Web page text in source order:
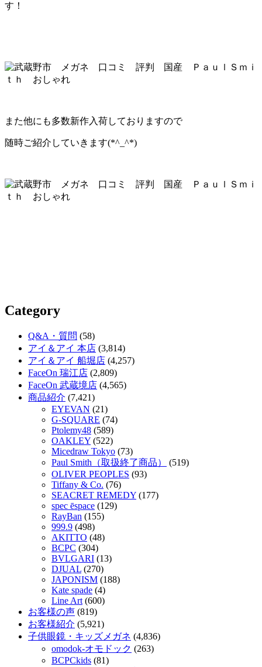
す！
また他にも多数新作入荷しておりますので
随時ご紹介していきます(*^_^*)
Category
Q&A・質問 (58)
アイ＆アイ 本店 (3,814)
アイ＆アイ 船堀店 (4,257)
FaceOn 瑞江店 (2,809)
FaceOn 武蔵境店 (4,565)
商品紹介 (7,421)
EYEVAN (21)
G-SQUARE (74)
Ptolemy48 (589)
OAKLEY (522)
Micedraw Tokyo (73)
Paul Smith（取扱終了商品）
(519)
OLIVER PEOPLES (93)
Tiffany & Co. (76)
SEACRET REMEDY (177)
spec ēspace (129)
RayBan (155)
999.9 (498)
AKITTO (48)
BCPC (304)
BVLGARI (13)
DJUAL (270)
JAPONISM (188)
Kate spade (4)
Line Art (600)
お客様の声 (819)
お客様紹介 (5,921)
子供眼鏡・キッズメガネ (4,836)
omodok-オモドック (263)
BCPCkids (81)